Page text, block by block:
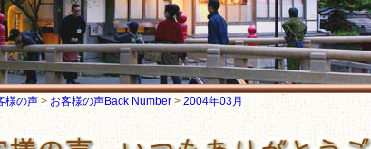
様の声 > お客様の声Back Number > 2004年03月